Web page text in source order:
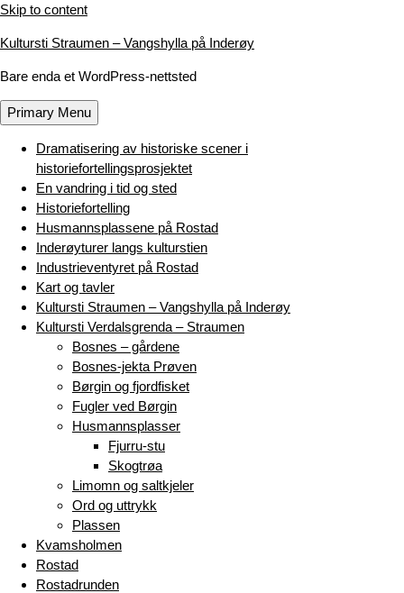
Skip to content
Kultursti Straumen – Vangshylla på Inderøy
Bare enda et WordPress-nettsted
Primary Menu
Dramatisering av historiske scener i
historiefortellingsprosjektet
En vandring i tid og sted
Historiefortelling
Husmannsplassene på Rostad
Inderøyturer langs kulturstien
Industrieventyret på Rostad
Kart og tavler
Kultursti Straumen – Vangshylla på Inderøy
Kultursti Verdalsgrenda – Straumen
Bosnes – gårdene
Bosnes-jekta Prøven
Børgin og fjordfisket
Fugler ved Børgin
Husmannsplasser
Fjurru-stu
Skogtrøa
Limomn og saltkjeler
Ord og uttrykk
Plassen
Kvamsholmen
Rostad
Rostadrunden